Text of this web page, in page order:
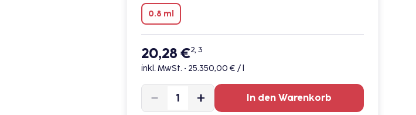
0.8 ml
20,28 €2, 3
inkl. MwSt. • 25.350,00 € / l
In den Warenkorb